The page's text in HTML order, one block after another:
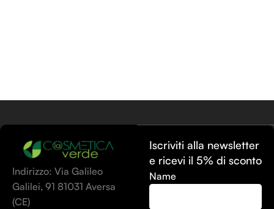
Indirizzo: Via Galileo
Galilei, 91 81031 Aversa
(CE)
Iscriviti alla newsletter
e ricevi il 5% di sconto
Name